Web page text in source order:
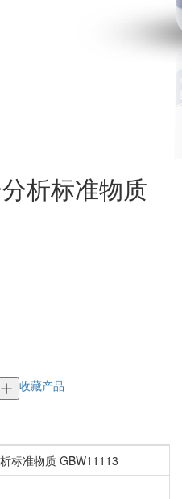
析标准物质
收藏产品
标准物质 GBW11113